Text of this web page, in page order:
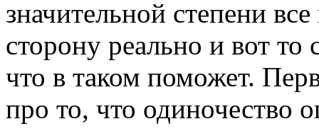
значительной степени
сторону реально и вот то
что в таком поможет.
про то, что